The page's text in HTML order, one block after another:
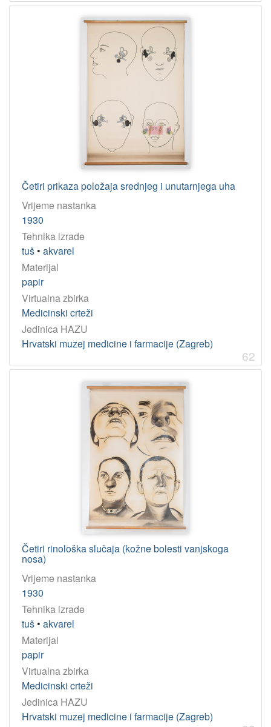
Četiri prikaza položaja srednjeg i unutarnjega uha
Vrijeme nastanka
1930
Tehnika izrade
tuš • akvarel
Materijal
papir
Virtualna zbirka
Medicinski crteži
Jedinica HAZU
Hrvatski muzej medicine i farmacije (Zagreb)
62
Četiri rinološka slučaja (kožne bolesti vanjskoga
nosa)
Vrijeme nastanka
1930
Tehnika izrade
tuš • akvarel
Materijal
papir
Virtualna zbirka
Medicinski crteži
Jedinica HAZU
Hrvatski muzej medicine i farmacije (Zagreb)